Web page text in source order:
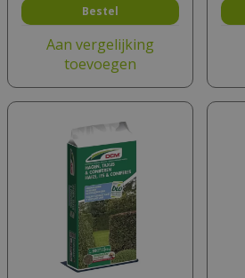
Bestel
Aan vergelijking
toevoegen